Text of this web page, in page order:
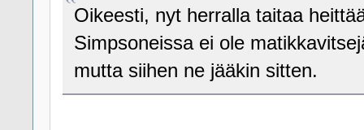
Oikeesti, nyt herralla taitaa
Simpsoneissa ei ole
mutta siihen ne jääkin sitten.